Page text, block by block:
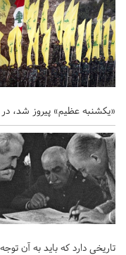
«یکشنبه عظیم» پیروز شد،
تاریخی دارد که باید به آن